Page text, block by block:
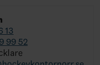
13
99 52